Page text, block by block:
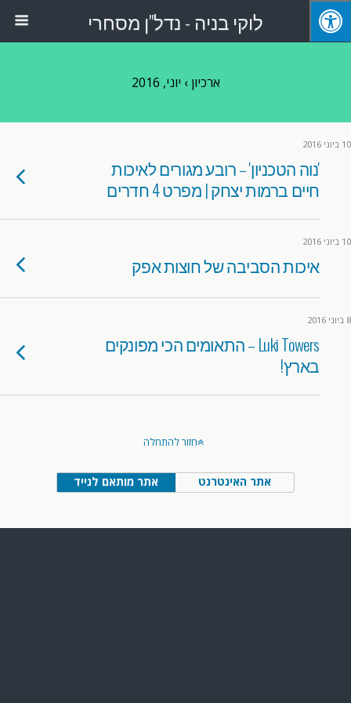
לוקי בניה - נדל"ן מסחרי
ארכיון › יוני, 2016
10 ביוני 2016
'נוה הטכניון' – רובע מגורים לאיכות
חיים ברמות יצחק | מפרט 4 חדרים
10 ביוני 2016
איכות הסביבה של חוצות אפק
8 ביוני 2016
Luki Towers – התאומים הכי מפונקים
בארץ!
חזור להתחלה
אתר מותאם לנייד אתר האינטרנט